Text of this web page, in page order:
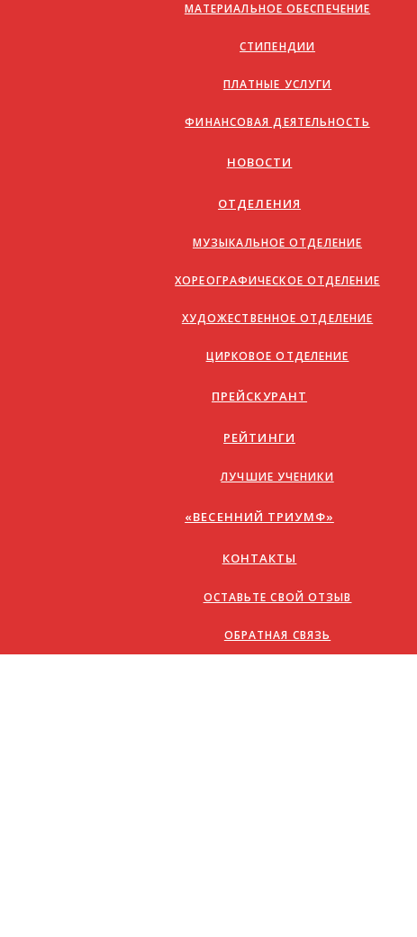
МАТЕРИАЛЬНОЕ ОБЕСПЕЧЕНИЕ
СТИПЕНДИИ
ПЛАТНЫЕ УСЛУГИ
ФИНАНСОВАЯ ДЕЯТЕЛЬНОСТЬ
НОВОСТИ
ОТДЕЛЕНИЯ
МУЗЫКАЛЬНОЕ ОТДЕЛЕНИЕ
ХОРЕОГРАФИЧЕСКОЕ ОТДЕЛЕНИЕ
ХУДОЖЕСТВЕННОЕ ОТДЕЛЕНИЕ
ЦИРКОВОЕ ОТДЕЛЕНИЕ
ПРЕЙСКУРАНТ
РЕЙТИНГИ
ЛУЧШИЕ УЧЕНИКИ
«ВЕСЕННИЙ ТРИУМФ»
КОНТАКТЫ
ОСТАВЬТЕ СВОЙ ОТЗЫВ
ОБРАТНАЯ СВЯЗЬ